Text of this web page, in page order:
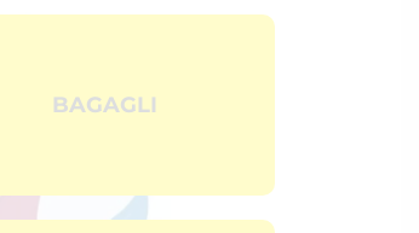
BAGAGLI